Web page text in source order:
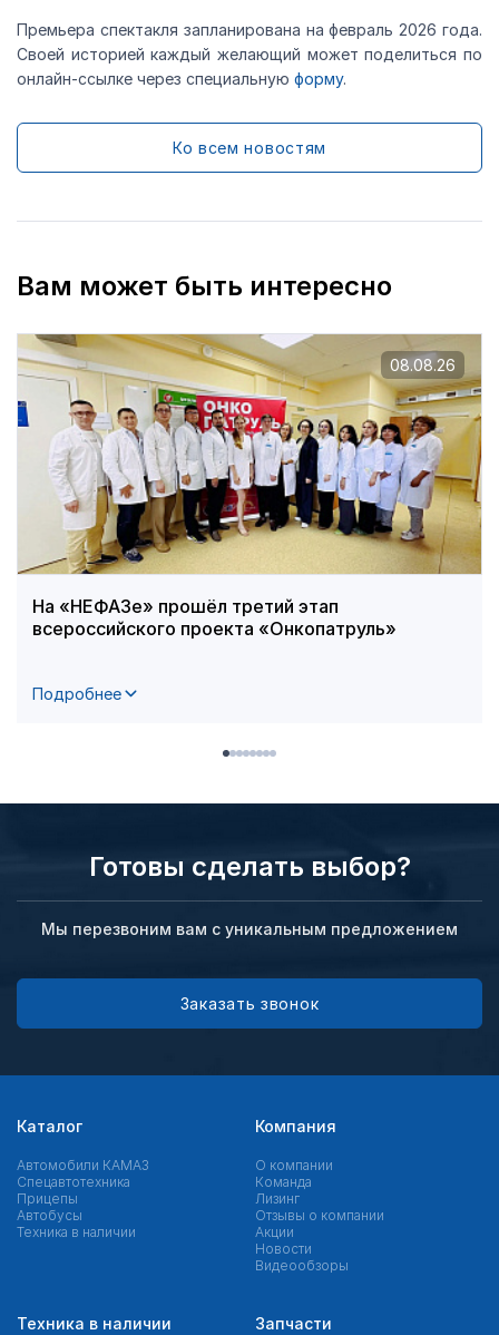
Премьера спектакля запланирована на февраль 2026 года.
Своей историей каждый желающий может поделиться по
онлайн-ссылке через специальную форму.
Ко всем новостям
Вам может быть интересно
На «НЕФАЗе» прошёл третий этап
всероссийского проекта «Онкопатруль»
Подробнее
08.08.26
Готовы сделать выбор?
Мы перезвоним вам с уникальным предложением
Заказать звонок
Каталог
Автомобили КАМАЗ
Спецавтотехника
Прицепы
Автобусы
Техника в наличии
Компания
О компании
Команда
Лизинг
Отзывы о компании
Акции
Новости
Видеообзоры
Техника в наличии
Запчасти